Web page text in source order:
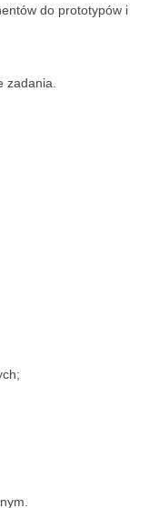
do prototypów i
zadania.